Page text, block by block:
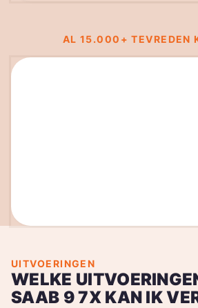
AL 15.000+ TEVREDEN
UITVOERINGEN
WELKE
SAAB 9 7X KAN IK